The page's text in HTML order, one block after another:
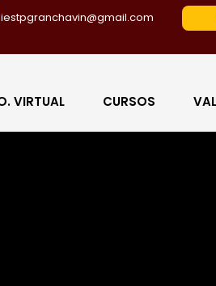
iestpgranchavin@gmail.com
VIRTUAL CURSOS